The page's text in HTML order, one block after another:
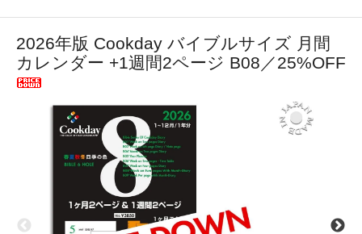
2026年版 Cookday バイブルサイズ 月間
カレンダー +1週間2ページ B08／25%OFF